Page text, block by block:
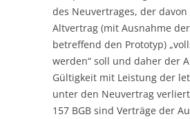
des Neuvertrages, der
Altvertrag (mit Ausnahme
betreffend den Prototyp)
werden“ soll und daher der
Gültigkeit mit Leistung der
unter den Neuvertrag
157 BGB sind Verträge der